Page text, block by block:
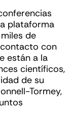
plataforma
de
con
están a la
científicos,
de su
Tormey,